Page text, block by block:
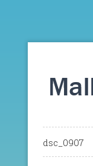
dsc_0907